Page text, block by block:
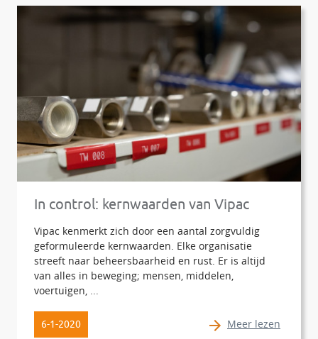
In control: kernwaarden van Vipac
Vipac kenmerkt zich door een aantal zorgvuldig
geformuleerde kernwaarden. Elke organisatie
streeft naar beheersbaarheid en rust. Er is altijd
van alles in beweging; mensen, middelen,
voertuigen, ...
6-1-2020 Meer lezen